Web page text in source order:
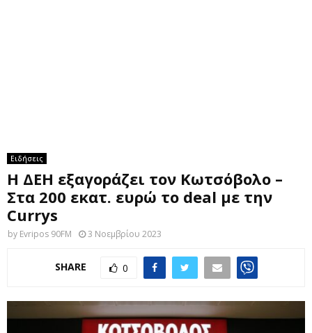
Ειδήσεις
Η ΔΕΗ εξαγοράζει τον Κωτσόβολο –
Στα 200 εκατ. ευρώ το deal με την
Currys
by Evripos 90FM 3 Νοεμβρίου 2023
SHARE 0